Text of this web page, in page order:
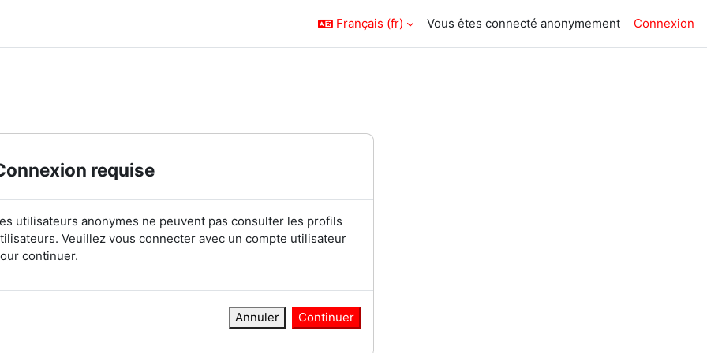
Français ‎(fr)‎ Vous êtes connecté anonymement Connexion
requise
utilisateurs anonymes ne peuvent pas consulter les profils
Veuillez vous connecter avec un compte utilisateur
continuer.
Annuler Continuer